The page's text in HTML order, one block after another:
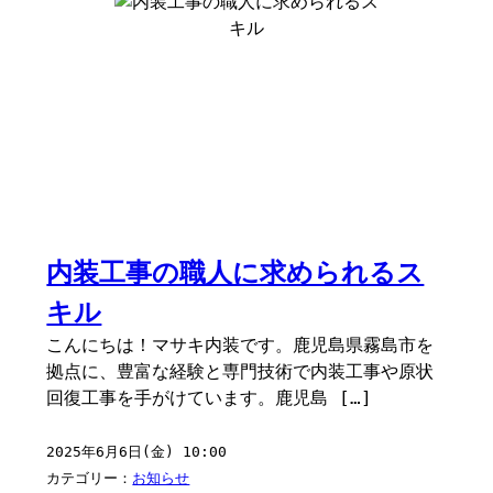
内装工事の職人に求められるス
キル
こんにちは！マサキ内装です。鹿児島県霧島市を
拠点に、豊富な経験と専門技術で内装工事や原状
回復工事を手がけています。鹿児島 […]
2025年6月6日(金) 10:00
カテゴリー： お知らせ